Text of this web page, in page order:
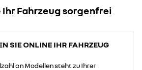
Ihr Fahrzeug sorgenfrei
SIE ONLINE IHR FAHRZEUG
an Modellen steht zu Ihrer